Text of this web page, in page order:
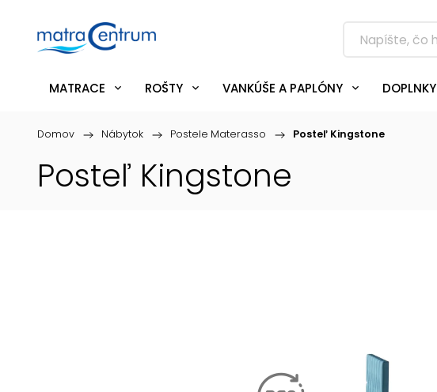
MATRACE ROŠTY VANKÚŠE A PAPLÓNY DOPLNKY
Domov / Nábytok / Postele Materasso / Posteľ Kingstone
Posteľ Kingstone